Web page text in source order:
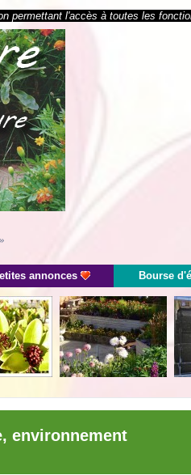
permettant l'accès à toutes les
annonces Bourse
environnement